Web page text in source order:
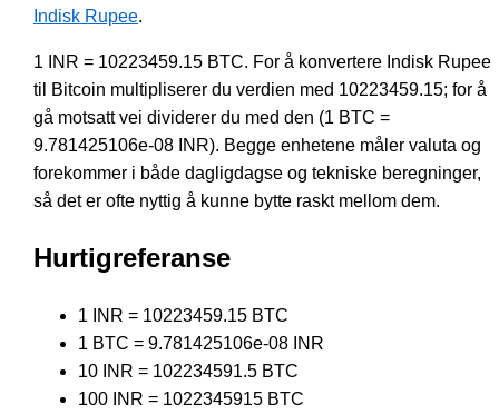
Indisk Rupee.
1 INR = 10223459.15 BTC. For å konvertere Indisk Rupee
til Bitcoin multipliserer du verdien med 10223459.15; for å
gå motsatt vei dividerer du med den (1 BTC =
9.781425106e-08 INR). Begge enhetene måler valuta og
forekommer i både dagligdagse og tekniske beregninger,
så det er ofte nyttig å kunne bytte raskt mellom dem.
Hurtigreferanse
1 INR = 10223459.15 BTC
1 BTC = 9.781425106e-08 INR
10 INR = 102234591.5 BTC
100 INR = 1022345915 BTC